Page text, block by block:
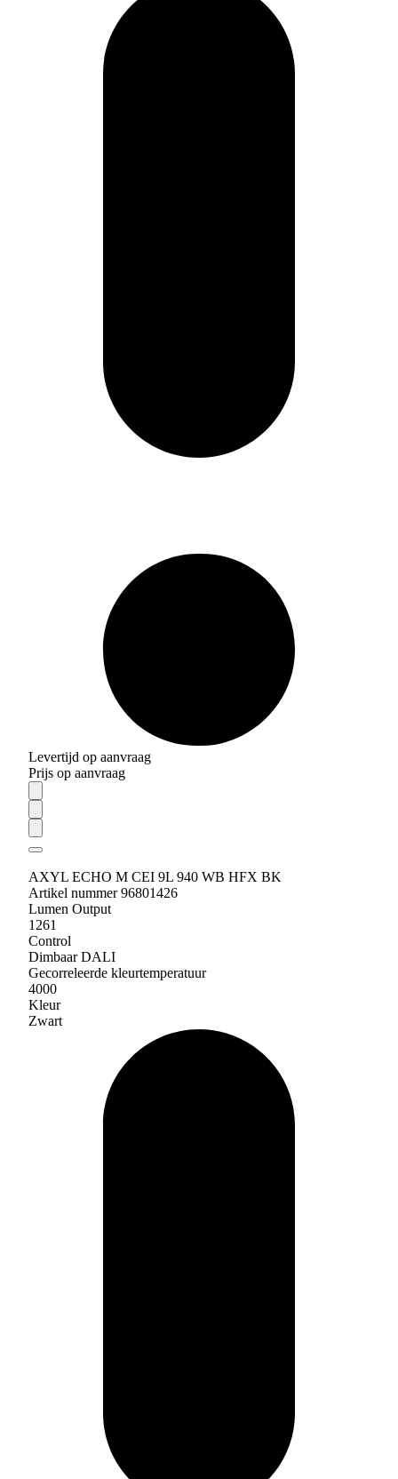
Levertijd op aanvraag
Prijs op aanvraag
AXYL ECHO M CEI 9L 940 WB HFX BK
Artikel nummer 96801426
Lumen Output
1261
Control
Dimbaar DALI
Gecorreleerde kleurtemperatuur
4000
Kleur
Zwart